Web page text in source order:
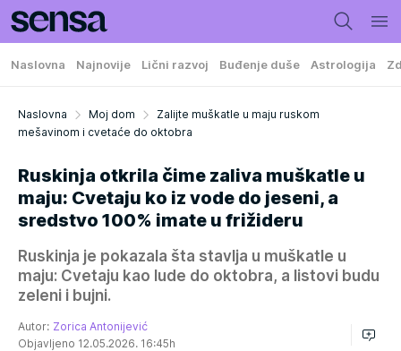
Naslovna Najnovije Lični razvoj Buđenje duše Astrologija
Naslovna Moj dom
Zalijte muškatle u maju ruskom
mešavinom i cvetaće do oktobra
Ruskinja otkrila čime zaliva muškatle u
maju: Cvetaju ko iz vode do jeseni, a
sredstvo 100% imate u frižideru
Ruskinja je pokazala šta stavlja u muškatle u
maju: Cvetaju kao lude do oktobra, a listovi budu
zeleni i bujni.
Autor: Zorica Antonijević
Objavljeno 12.05.2026. 16:45h